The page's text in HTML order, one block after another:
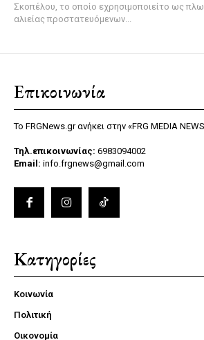
Σκοπέλου, το οποίο εχρησιμοποιείτο ως
αλιείας προστατευόμενων...
Επικοινωνία
Το FRGNews.gr ανήκει στην «FRG MEDIA
Τηλ.επικοινωνίας: 6983094002
Email: info.frgnews@gmail.com
Κατηγορίες
Κοινωνία
Πολιτική
Οικονομία